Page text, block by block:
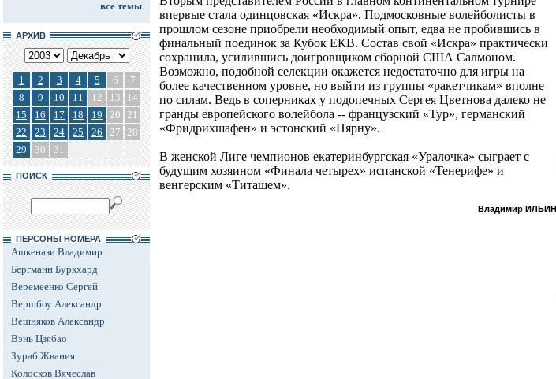
все темы
АРХИВ
1 2 3 4 5 6
7
8
9 10 11 12 13
14
15
16 17 18 19 20 21
22
23 24 25 26 27 28
29
30 31
ПОИСК
ПЕРСОНЫ НОМЕРА
Ашкенази Владимир
Бергманн Буркхард
Веремеенко Сергей
Вершбоу Александр
Вешняков Александр
Вэнь Цзябао
Зураб Жвания
Колосков Вячеслав
впервые стала одинцовская «Искра». Подмосковные волейболисты в
прошлом сезоне приобрели необходимый опыт, едва не пробившись в
финальный поединок за Кубок ЕКВ. Состав свой «Искра» практически
сохранила, усилившись доигровщиком сборной США Салмоном.
Возможно, подобной селекции окажется недостаточно для игры на
более качественном уровне, но выйти из группы «ракетчикам» вполне
по силам. Ведь в соперниках у подопечных Сергея Цветнова далеко не
гранды европейского волейбола -- французский «Тур», германский
«Фридрихшафен» и эстонский «Пярну».
В женской Лиге чемпионов екатеринбургская «Уралочка» сыграет с
будущим хозяином «Финала четырех» испанской «Тенерифе» и
венгерским «Титашем».
Владимир ИЛЬИН